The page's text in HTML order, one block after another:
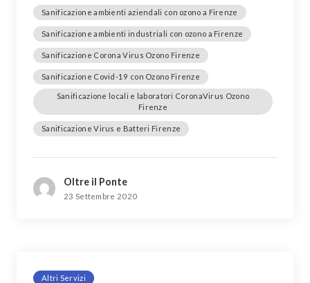
Sanificazione ambienti aziendali con ozono a Firenze
Sanificazione ambienti industriali con ozono a Firenze
Sanificazione Corona Virus Ozono Firenze
Sanificazione Covid-19 con Ozono Firenze
Sanificazione locali e laboratori CoronaVirus Ozono
Firenze
Sanificazione Virus e Batteri Firenze
Oltre il Ponte
23 Settembre 2020
Altri Servizi